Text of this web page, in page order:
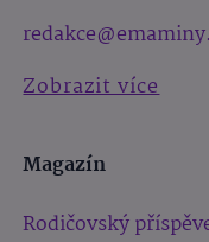
Zobrazit více
Magazín
Rodičovský